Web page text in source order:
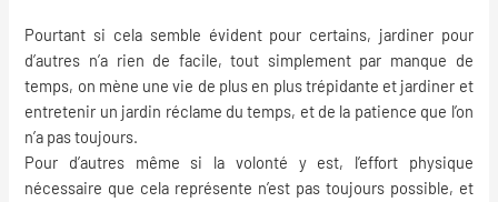
Pourtant si cela semble évident pour certains, jardiner pour
d’autres n’a rien de facile, tout simplement par manque de
temps, on mène une vie de plus en plus trépidante et jardiner et
entretenir un jardin réclame du temps, et de la patience que l’on
n’a pas toujours.
Pour d’autres même si la volonté y est, l’effort physique
nécessaire que cela représente n’est pas toujours possible, et